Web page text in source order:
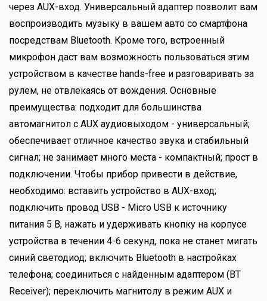
через AUX-вход. Универсальный адаптер позволит вам
воспроизводить музыку в вашем авто со смартфона
посредствам Bluetooth. Кроме того, встроенный
микрофон даст вам возможность пользоваться этим
устройством в качестве hands-free и разговаривать за
рулем, не отвлекаясь от вождения. Основные
преимущества: подходит для большинства
автомагнитол с AUX аудиовыходом - универсальный;
обеспечивает отличное качество звука и стабильный
сигнал; не занимает много места - компактный; прост в
подключении. Чтобы прибор привести в действие,
необходимо: вставить устройство в AUX-вход;
подключить провод USB - Micro USB к источнику
питания 5 В, нажать и удерживать кнопку на корпусе
устройства в течении 4-6 секунд, пока не станет мигать
синий светодиод; включить Bluetooth в настройках
телефона; соединиться с найденным адаптером (BT
Receiver); переключить магнитолу в режим AUX и